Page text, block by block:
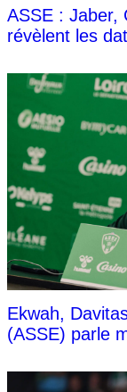
ASSE : Jaber,
révèlent les
Ekwah,
(ASSE) parle